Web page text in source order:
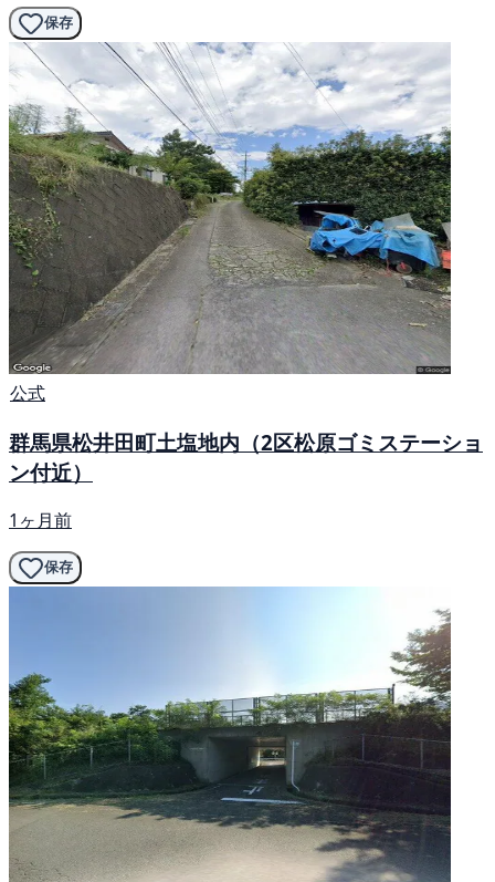
保存
公式
群馬県松井田町土塩地内（2区松原ゴミステーショ
ン付近）
1ヶ月前
保存